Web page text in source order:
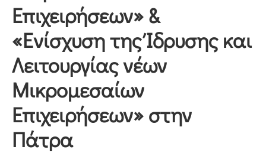
Επιχειρήσεων» &
«Ενίσχυση της Ίδρυσης και
Λειτουργίας νέων
Μικρομεσαίων
Επιχειρήσεων» στην
Πάτρα